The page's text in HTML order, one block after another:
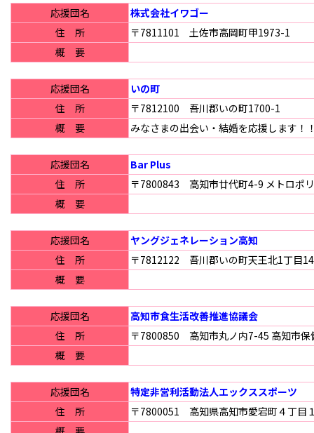
応援団名
株式会社イワゴー
住 所
〒7811101 土佐市高岡町甲1973-1
概 要
応援団名
いの町
住 所
〒7812100 吾川郡いの町1700-1
概 要
みなさまの出会い・結婚を応援します！
応援団名
Bar Plus
住 所
〒7800843 高知市廿代町4-9 メトロポ
概 要
応援団名
ヤングジェネレーション高知
住 所
〒7812122 吾川郡いの町天王北1丁目
概 要
応援団名
高知市食生活改善推進協議会
住 所
〒7800850 高知市丸ノ内7-45 高知市保
概 要
応援団名
特定非営利活動法人エックススポーツ
住 所
〒7800051 高知県高知市愛宕町４丁目